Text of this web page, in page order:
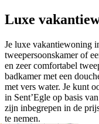
Luxe
Je luxe vakantiewoning
tweepersoonskamer of
en zeer comfortabel
badkamer met een
met vers water. Je kunt
in Sent’Egle op basis van
zijn inbegrepen in de
te nemen.